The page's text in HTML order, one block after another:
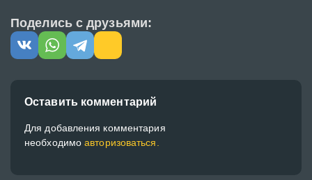
Поделись с друзьями:
Оставить комментарий
Для добавления комментария
необходимоавторизоваться.